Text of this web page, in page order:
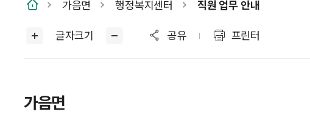
가음면 행정복지센터 직원 업무 안내
글자크기 공유 프린터
가음면